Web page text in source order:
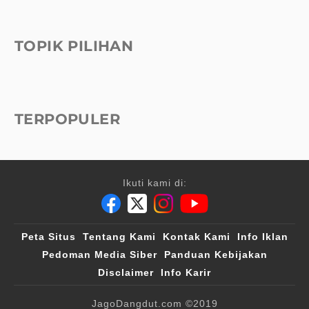
TOPIK PILIHAN
TERPOPULER
Ikuti kami di:
Peta Situs Tentang Kami Kontak Kami
Info Iklan
Pedoman Media Siber
Panduan Kebijakan
Disclaimer
Info Karir
JagoDangdut.com ©2019